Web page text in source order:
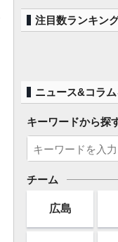
注目数ランキン
ニュース&コラ
キーワードから探
チーム
広島